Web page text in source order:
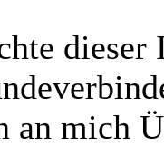
dieser
an mich